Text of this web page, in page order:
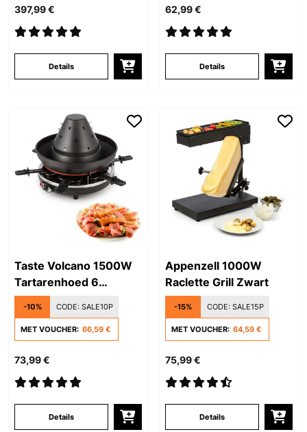
397,99 €
Details
62,99 €
Details
Taste Volcano 1500W
Tartarenhoed 6
Personen Zwart
-10% CODE: SALE10P
MET VOUCHER: 66,59 €
73,99 €
Details
Appenzell 1000W
Raclette Grill Zwart
-15% CODE: SALE15P
MET VOUCHER: 64,59 €
75,99 €
Details